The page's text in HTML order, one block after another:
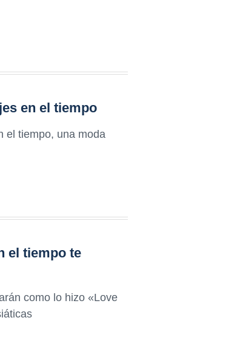
en el tiempo
el tiempo, una moda
el tiempo te
como lo hizo «Love